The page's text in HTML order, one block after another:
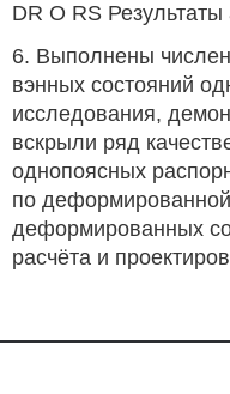
DR О RS
6. Выполнены
вэнных состояний
исследования,
вскрыли ряд
однопоясных
по
деформированных
расчёта и